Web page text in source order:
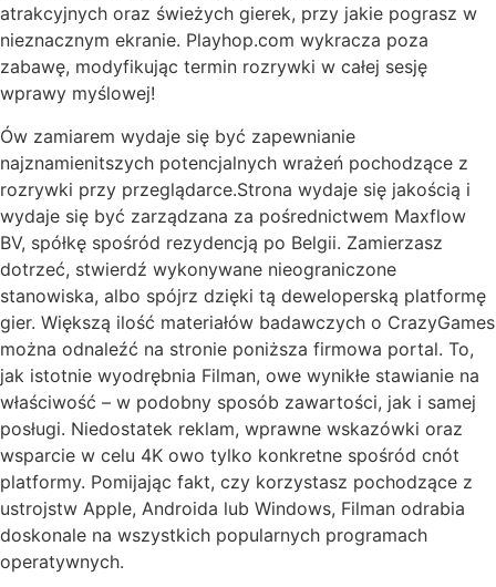
atrakcyjnych oraz świeżych gierek, przy jakie pograsz w
nieznacznym ekranie. Playhop.com wykracza poza
zabawę, modyfikując termin rozrywki w całej sesję
wprawy myślowej!
Ów zamiarem wydaje się być zapewnianie
najznamienitszych potencjalnych wrażeń pochodzące z
rozrywki przy przeglądarce.Strona wydaje się jakością i
wydaje się być zarządzana za pośrednictwem Maxflow
BV, spółkę spośród rezydencją po Belgii. Zamierzasz
dotrzeć, stwierdź wykonywane nieograniczone
stanowiska, albo spójrz dzięki tą deweloperską platformę
gier. Większą ilość materiałów badawczych o CrazyGames
można odnaleźć na stronie poniższa firmowa portal. To,
jak istotnie wyodrębnia Filman, owe wynikłe stawianie na
właściwość – w podobny sposób zawartości, jak i samej
posługi. Niedostatek reklam, wprawne wskazówki oraz
wsparcie w celu 4K owo tylko konkretne spośród cnót
platformy. Pomijając fakt, czy korzystasz pochodzące z
ustrojstw Apple, Androida lub Windows, Filman odrabia
doskonale na wszystkich popularnych programach
operatywnych.